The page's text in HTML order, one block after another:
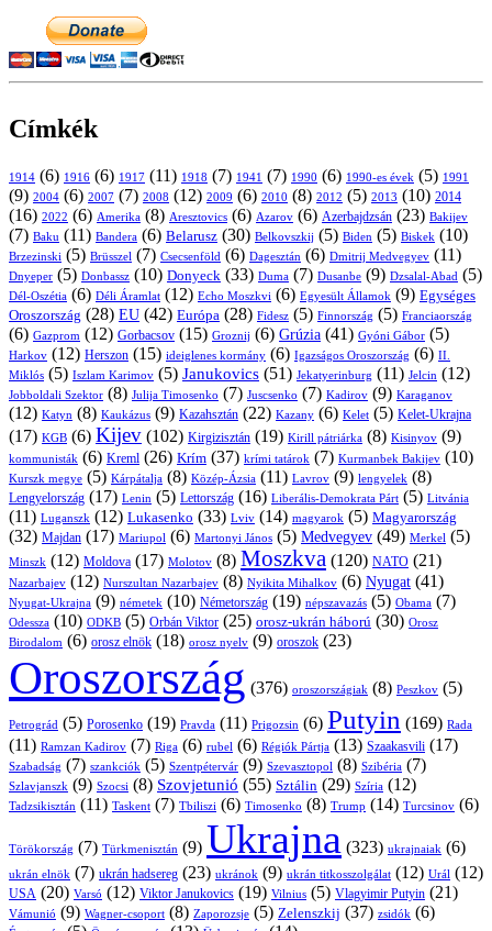
Címkék
1914 (6) 1916 (6) 1917 (11) 1918 (7) 1941 (7) 1990 (6) 1990-es évek (5) 1991
(9) 2004 (6) 2007 (7) 2008 (12) 2009 (6) 2010 (8) 2012 (5) 2013 (10) 2014
(16) 2022 (6) Amerika (8) Aresztovics (6) Azarov (6) Azerbajdzsán (23) Bakijev
(7) Baku (11) Bandera (6) Belarusz (30) Belkovszkij (5) Biden (5) Biskek (10)
Brzezinski (5) Brüsszel (7) Csecsenföld (6) Dagesztán (6) Dmitrij Medvegyev (11)
Dnyeper (5) Donbassz (10) Donyeck (33) Duma (7) Dusanbe (9) Dzsalal-Abad (5)
Dél-Oszétia (6) Déli Áramlat (12) Echo Moszkvi (6) Egyesült Államok (9) Egységes
Oroszország (28) EU (42) Európa (28) Fidesz (5) Finnország (5) Franciaország
(6) Gazprom (12) Gorbacsov (15) Groznij (6) Grúzia (41) Gyóni Gábor (5)
Harkov (12) Herszon (15) ideiglenes kormány (6) Igazságos Oroszország (6) II.
Miklós (5) Iszlam Karimov (5) Janukovics (51) Jekatyerinburg (11) Jelcin (12)
Jobboldali Szektor (8) Julija Timosenko (7) Juscsenko (7) Kadirov (9) Karaganov
(12) Katyn (8) Kaukázus (9) Kazahsztán (22) Kazany (6) Kelet (5) Kelet-Ukrajna
(17) KGB (6) Kijev (102) Kirgizisztán (19) Kirill pátriárka (8) Kisinyov (9)
kommunisták (6) Kreml (26) Krím (37) krími tatárok (7) Kurmanbek Bakijev (10)
Kurszk megye (5) Kárpátalja (8) Közép-Ázsia (11) Lavrov (9) lengyelek (8)
Lengyelország (17) Lenin (5) Lettország (16) Liberális-Demokrata Párt (5) Litvánia
(11) Luganszk (12) Lukasenko (33) Lviv (14) magyarok (5) Magyarország
(32) Majdan (17) Mariupol (6) Martonyi János (5) Medvegyev (49) Merkel (5)
Minszk (12) Moldova (17) Molotov (8) Moszkva (120) NATO (21)
Nazarbajev (12) Nurszultan Nazarbajev (8) Nyikita Mihalkov (6) Nyugat (41)
Nyugat-Ukrajna (9) németek (10) Németország (19) népszavazás (5) Obama (7)
Odessza (10) ODKB (5) Orbán Viktor (25) orosz-ukrán háború (30) Orosz
Birodalom (6) orosz elnök (18) orosz nyelv (9) oroszok (23)
Oroszország (376) oroszországiak (8) Peszkov (5)
Petrográd (5) Porosenko (19) Pravda (11) Prigozsin (6) Putyin (169) Rada
(11) Ramzan Kadirov (7) Riga (6) rubel (6) Régiók Pártja (13) Szaakasvili (17)
Szabadság (7) szankciók (5) Szentpétervár (9) Szevasztopol (8) Szibéria (7)
Szlavjanszk (9) Szocsi (8) Szovjetunió (55) Sztálin (29) Szíria (12)
Tadzsikisztán (11) Taskent (7) Tbiliszi (6) Timosenko (8) Trump (14) Turcsinov (6)
Törökország (7) Türkmenisztán (9) Ukrajna (323) ukrajnaiak (6)
ukrán elnök (7) ukrán hadsereg (23) ukránok (9) ukrán titkosszolgálat (12) Urál (12)
USA (20) Varsó (12) Viktor Janukovics (19) Vilnius (5) Vlagyimir Putyin (21)
Vámunió (9) Wagner-csoport (8) Zaporozsje (5) Zelenszkij (37) zsidók (6)